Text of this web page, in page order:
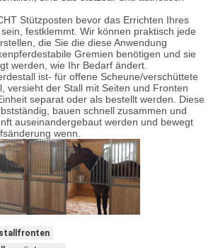
Stützposten bevor das Errichten Ihres
festklemmt. Wir können praktisch jede
die Sie die diese Anwendung
Gremien benötigen und sie
werden, wie Ihr Bedarf ändert.
ist- für offene Scheune/verschüttete
versieht der Stall mit Seiten und Fronten
separat oder als bestellt werden. Diese
bauen schnell zusammen und
auseinandergebaut werden und bewegt
wenn.